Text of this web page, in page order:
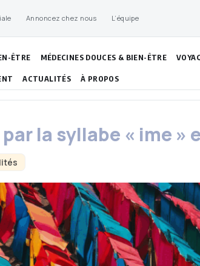
Annoncez chez nous L’équipe
ÊTRE MÉDECINES DOUCES & BIEN-ÊTRE
ACTUALITÉS À PROPOS
la syllabe « ime »